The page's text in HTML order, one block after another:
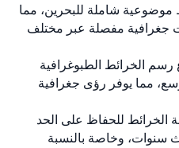
موضوعية شاملة للبحرين، مما
جغرافية مفصلة عبر مختلف
الخرائط الطبوغرافية
مما يوفر رؤى جغرافية
الخرائط للحفاظ على الحد
سنوات، وخاصة بالنسبة